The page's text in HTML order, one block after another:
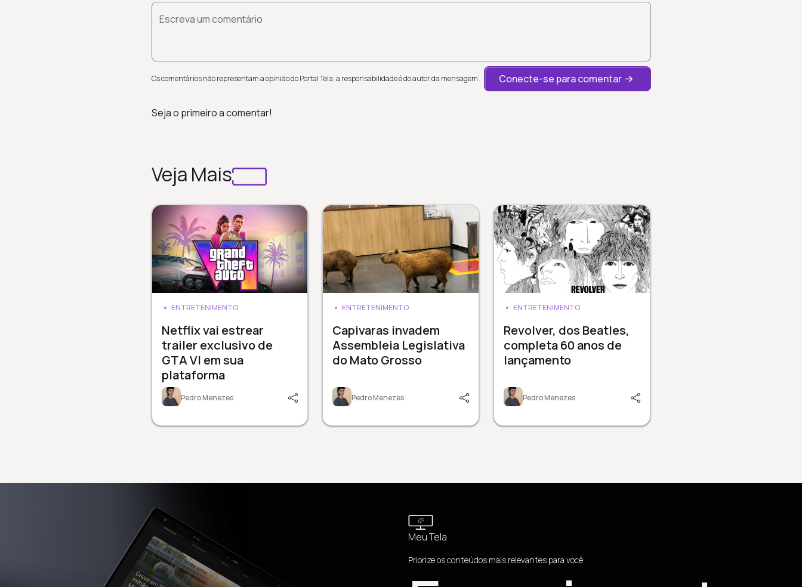
Escreva um comentário
Os comentários não representam a opinião do Portal Tela; a responsabilidade é do autor da mensagem. Conecte-se para comentar
Seja o primeiro a comentar!
Veja Mais
ENTRETENIMENTO
Netflix vai estrear
trailer exclusivo de
GTA VI em sua
plataforma
Pedro Menezes
ENTRETENIMENTO
Capivaras invadem
Assembleia Legislativa
do Mato Grosso
Pedro Menezes
ENTRETENIMENTO
Revolver, dos Beatles,
completa 60 anos de
lançamento
Pedro Menezes
Meu Tela
Priorize os conteúdos mais relevantes para você